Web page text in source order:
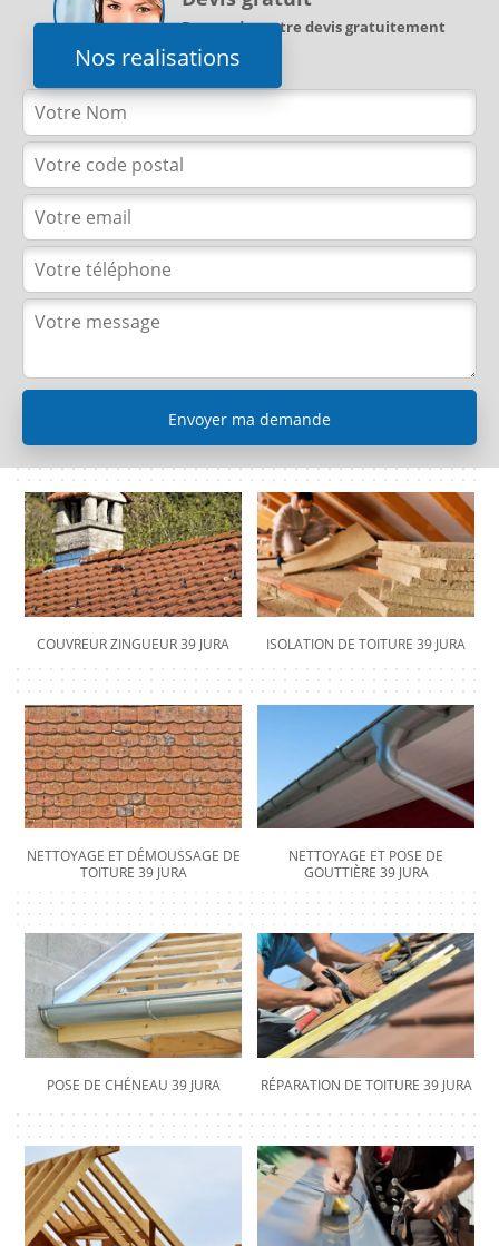
Nos realisations
Demandez votre devis gratuitement
COUVREUR ZINGUEUR 39 JURA ISOLATION DE TOITURE 39 JURA
NETTOYAGE ET DÉMOUSSAGE DE
TOITURE 39 JURA
NETTOYAGE ET POSE DE
GOUTTIÈRE 39 JURA
POSE DE CHÉNEAU 39 JURA RÉPARATION DE TOITURE 39 JURA